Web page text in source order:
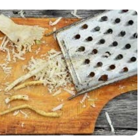
7.1 мкг
57.7 мкг
175.2 мкг
18.4 мкг
4.8 мг
21.2 мкг